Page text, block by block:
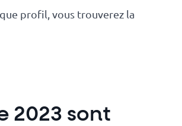
profil, vous trouverez la
2023 sont